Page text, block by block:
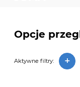
Opcje
Aktywne filtry: +